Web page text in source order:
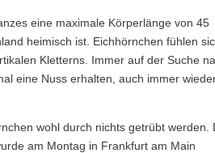
eine maximale Körperlänge von 45
heimisch ist. Eichhörnchen fühlen
Kletterns. Immer auf der Suche
eine Nuss erhalten, auch immer
wohl durch nichts getrübt werden.
am Montag in Frankfurt am Main